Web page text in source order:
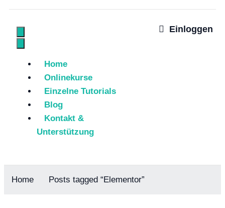
Home
Onlinekurse
Einzelne Tutorials
Blog
Kontakt &
Unterstützung
Einloggen
Home Posts tagged “Elementor”